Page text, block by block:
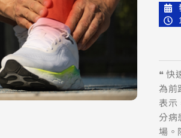
❝ 快
為前
表示
分病
場。